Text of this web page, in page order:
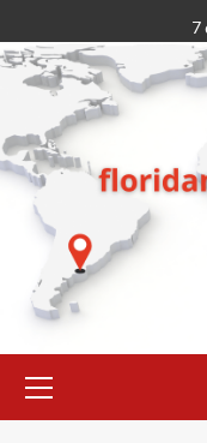
al
contenido
7
primario